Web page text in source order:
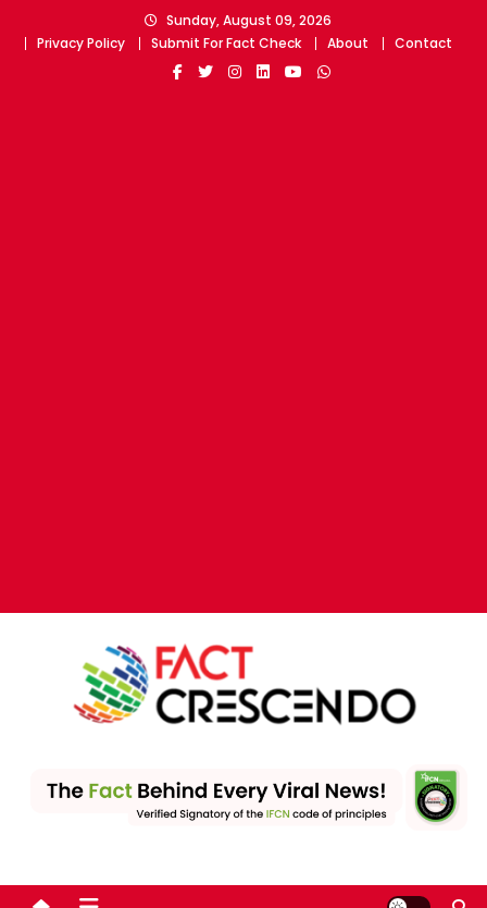
Sunday, August 09, 2026
Privacy Policy
Submit For Fact Check About Contact
leading fact-checking